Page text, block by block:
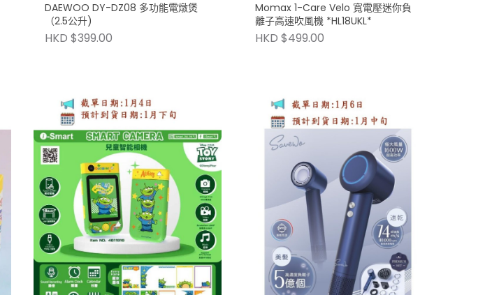
DAEWOO DY-DZ08 多功能電燉煲
（2.5公升)
HKD $399.00
Momax 1-Care Velo 寬電壓迷你負
離子高速吹風機 *HL18UKL*
HKD $499.00